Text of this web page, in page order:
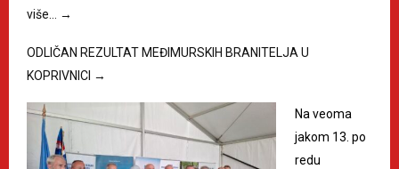
više…
→
ODLIČAN REZULTAT MEĐIMURSKIH BRANITELJA U
KOPRIVNICI →
Na veoma
jakom 13. po
redu